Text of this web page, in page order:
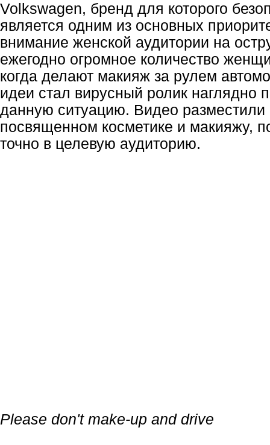
Volkswagen, бренд для которого
является одним из основных
внимание женской аудитории на
ежегодно огромное количество
когда делают макияж за рулем
идеи стал вирусный ролик наглядно
данную ситуацию. Видео
посвященном косметике и макияжу,
точно в целевую аудиторию.
Please don't make-up and drive